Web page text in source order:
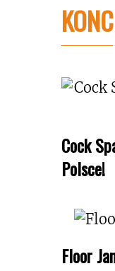
Cock
Polsce!
Floor